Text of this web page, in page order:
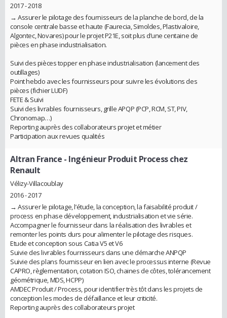
2017 - 2018
→ Assurer le pilotage des fournisseurs de la planche de bord, de la
console centrale basse et haute (Faurecia, Simoldes, Plastivaloire,
Algontec, Novares) pour le projet P21E, soit plus d’une centaine de
pièces en phase industrialisation.
Suivi des pièces topper en phase industrialisation (lancement des
outillages)
Point hebdo avec les fournisseurs pour suivre les évolutions des
pièces (fichier LUDF)
FETE & Suivi
Suivi des livrables fournisseurs, grille APQP (PCP, RCM, ST, PIV,
Chronomap…)
Reporting auprès des collaborateurs projet et métier
Participation aux revues qualités
Altran France - Ingénieur Produit Process chez
Renault
Vélizy-Villacoublay
2016 - 2017
→ Assurer le pilotage, l’étude, la conception, la faisabilité produit /
process en phase développement, industrialisation et vie série.
Accompagner le fournisseur dans la réalisation des livrables et
remonter les points durs pour alimenter le pilotage des risques.
Etude et conception sous Catia V5 et V6
Suivie des livrables fournisseurs dans une démarche ANPQP
Suivie des plans fournisseur en lien avec le processus interne (Revue
CAPRO, règlementation, cotation ISO, chaines de côtes, tolérancement
géométrique, MDS, HCPP)
AMDEC Produit / Process, pour identifier très tôt dans les projets de
conception les modes de défaillance et leur criticité.
Reporting auprès des collaborateurs projet